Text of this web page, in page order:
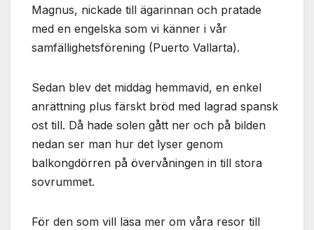
Magnus, nickade till ägarinnan och pratade
med en engelska som vi känner i vår
samfällighetsförening (Puerto Vallarta).
Sedan blev det middag hemmavid, en enkel
anrättning plus färskt bröd med lagrad spansk
ost till. Då hade solen gått ner och på bilden
nedan ser man hur det lyser genom
balkongdörren på övervåningen in till stora
sovrummet.
För den som vill läsa mer om våra resor till
uppbyggnad,
baserat på
hur
hemsidan
Marknadsföring
Genom att dela
intressen och ditt
beteende när du
anpassat innehåll